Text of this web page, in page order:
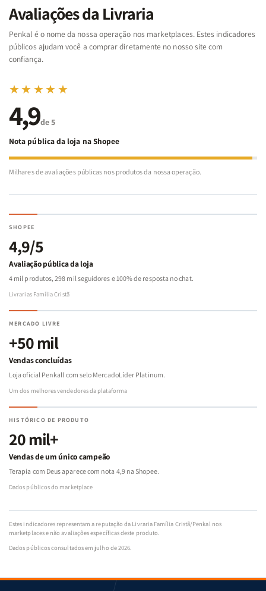
Bíblia
-
Penkal
da
Bíblia
-
Penkal
Avaliações da Livraria
Penkal é o nome da nossa operação nos marketplaces. Estes indicadores
públicos ajudam você a comprar diretamente no nosso site com
confiança.
★★★★★
4,9de 5
Nota pública da loja na Shopee
Milhares de avaliações públicas nos produtos da nossa operação.
SHOPEE
4,9/5
Avaliação pública da loja
4 mil produtos, 298 mil seguidores e 100% de resposta no chat.
Livrarias Família Cristã
MERCADO LIVRE
+50 mil
Vendas concluídas
Loja oficial Penkall com selo MercadoLíder Platinum.
Um dos melhores vendedores da plataforma
HISTÓRICO DE PRODUTO
20 mil+
Vendas de um único campeão
Terapia com Deus aparece com nota 4,9 na Shopee.
Dados públicos do marketplace
Estes indicadores representam a reputação da Livraria Família Cristã/Penkal nos
marketplaces e não avaliações específicas deste produto.
Dados públicos consultados em julho de 2026.